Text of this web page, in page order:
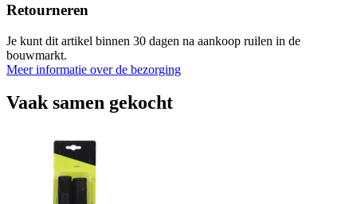
Retourneren
Je kunt dit artikel binnen 30 dagen na aankoop ruilen in de
bouwmarkt.
Meer informatie over de bezorging
Vaak samen gekocht